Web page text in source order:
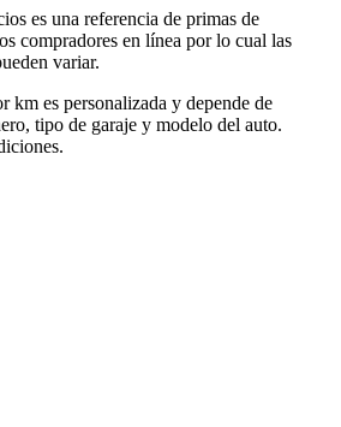
es una referencia de primas de
compradores en línea por lo cual las
variar.
km es personalizada y depende de
tipo de garaje y modelo del auto.